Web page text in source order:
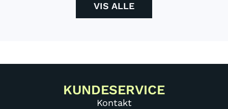
VIS ALLE
KUNDESERVICE
Kontakt